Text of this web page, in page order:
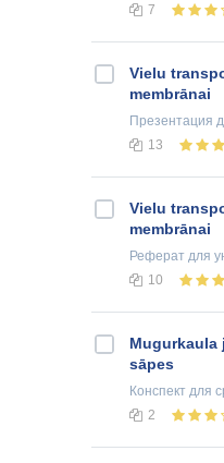
7
Vielu
membrānai
Презентация
13
Vielu
membrānai
Реферат для
10
Mugurkaula
sāpes
Конспект для
2